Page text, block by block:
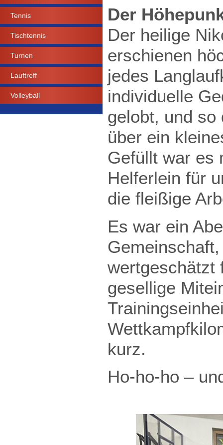
Tennis
Tischtennis
Turnen
Lauftreff
Volleyball
Der
Der heilige
erschienen
jedes
individuelle
gelobt, und so
über ein
Gefüllt war es
Helferlein für
die fleißige
Es war ein
wertgeschätzt
gesellige
kurz.
Ho-ho-ho –